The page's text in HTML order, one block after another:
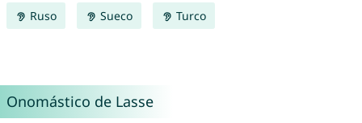
Ruso Sueco Turco
Onomástico de Lasse